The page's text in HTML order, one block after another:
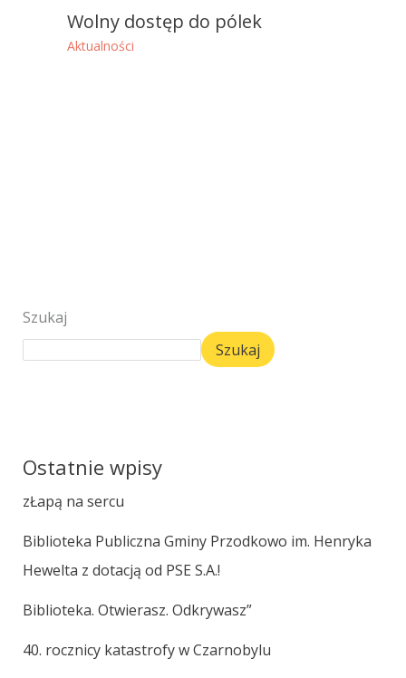
Wolny dostęp do pólek
Aktualności
Szukaj
Szukaj
Ostatnie wpisy
zŁapą na sercu
Biblioteka Publiczna Gminy Przodkowo im. Henryka
Hewelta z dotacją od PSE S.A.!
Biblioteka. Otwierasz. Odkrywasz”
40. rocznicy katastrofy w Czarnobylu